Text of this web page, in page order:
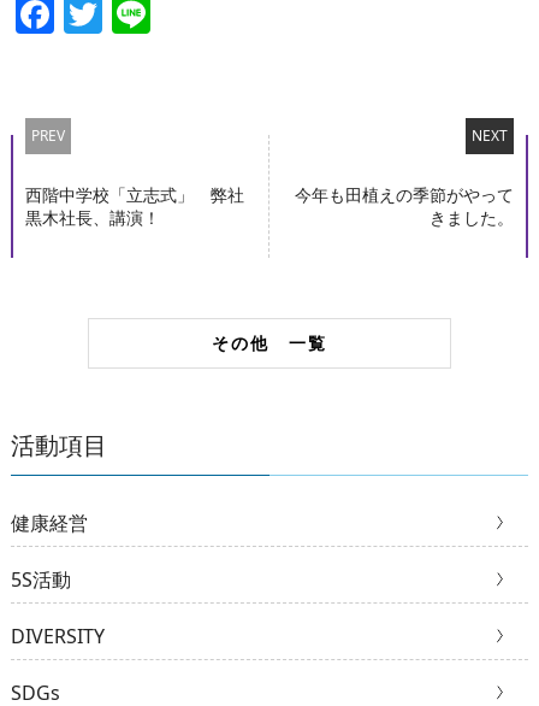
Facebook
Twitter
Line
PREV
西階中学校「立志式」 弊社
黒木社長、講演！
NEXT
今年も田植えの季節がやって
きました。
その他 一覧
活動項目
健康経営
5S活動
DIVERSITY
SDGs